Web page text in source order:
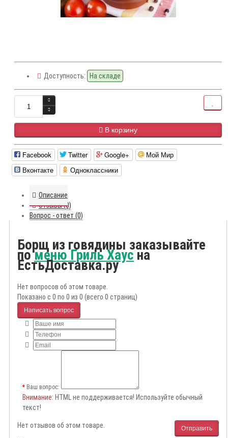
Доступность: На складе
В корзину
Facebook Twitter Google+
Мой Мир
Вконтакте
Одноклассники
Описание
Отзывы (0)
Вопрос - ответ (0)
Борщ из говядины заказывайте
поменю Гриль Хаусна
ЕстьДоставка.ру
Нет вопросов об этом товаре.
Показано с 0 по 0 из 0 (всего 0 страниц)
Написать вопрос
Ваш вопрос:
Внимание: HTML не поддерживается! Используйте обычный
текст!
Отправить
Нет отзывов об этом товаре.